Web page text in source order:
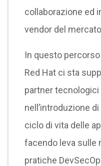
collaborazione ed
vendor del
In questo
Red Hat ci sta
partner
nell’introduzione
ciclo di vita delle
facendo leva sulle
pratiche